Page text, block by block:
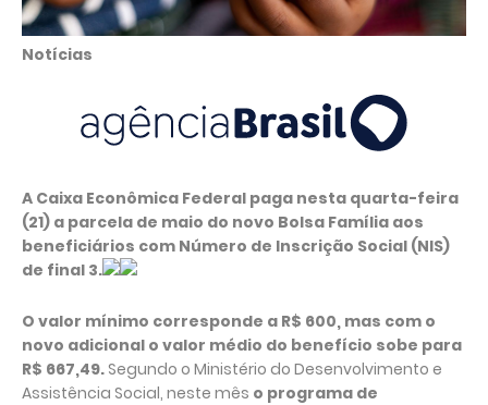
Notícias
A Caixa Econômica Federal paga nesta quarta-feira
(21) a parcela de maio do novo Bolsa Família aos
beneficiários com Número de Inscrição Social (NIS)
de final 3.
O valor mínimo corresponde a R$ 600, mas com o
novo adicional o valor médio do benefício sobe para
R$ 667,49.Segundo o Ministério do Desenvolvimento e
Assistência Social, neste mês o programa de